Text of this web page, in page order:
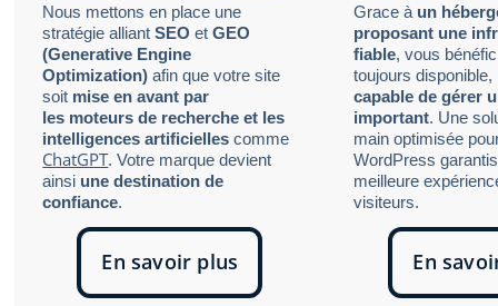
Nous mettons en place une
stratégie alliantSEO etGEO
(Generative Engine
Optimization) afin que votre site
soit mise en avant par
les moteurs de recherche et les
intelligences artificielles comme
ChatGPT. Votre marque devient
ainsi une destination de
confiance.
En savoir plus
Grace à un
proposant une
fiable, vous
toujours disponible,
capable de gérer
important. Une
main optimisée
WordPress
meilleure
visiteurs.
En